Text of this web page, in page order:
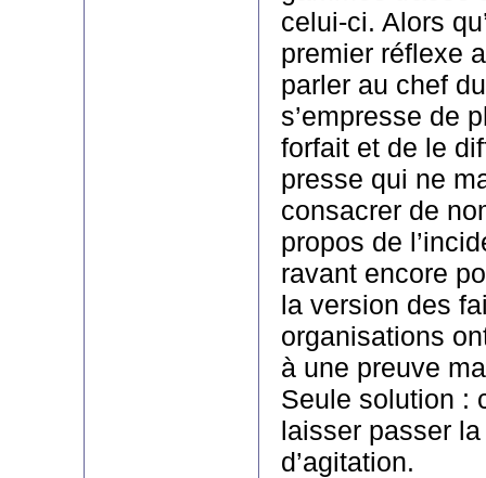
celui-ci. Alors
premier réflexe
parler au chef
s’empresse de
forfait et de le
presse qui ne
consacrer de
propos de
ravant encore
la version des
organisations
à une preuve
Seule solution :
laisser passer
d’agitation.